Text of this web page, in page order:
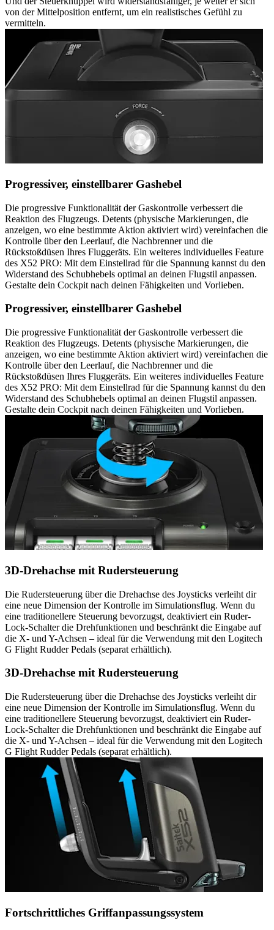
von der Mittelposition entfernt, um ein realistisches Gefühl zu
vermitteln.
Progressiver, einstellbarer Gashebel
Die progressive Funktionalität der Gaskontrolle verbessert die
Reaktion des Flugzeugs. Detents (physische Markierungen, die
anzeigen, wo eine bestimmte Aktion aktiviert wird) vereinfachen die
Kontrolle über den Leerlauf, die Nachbrenner und die
Rückstoßdüsen Ihres Fluggeräts. Ein weiteres individuelles Feature
des X52 PRO: Mit dem Einstellrad für die Spannung kannst du den
Widerstand des Schubhebels optimal an deinen Flugstil anpassen.
Gestalte dein Cockpit nach deinen Fähigkeiten und Vorlieben.
Progressiver, einstellbarer Gashebel
Die progressive Funktionalität der Gaskontrolle verbessert die
Reaktion des Flugzeugs. Detents (physische Markierungen, die
anzeigen, wo eine bestimmte Aktion aktiviert wird) vereinfachen die
Kontrolle über den Leerlauf, die Nachbrenner und die
Rückstoßdüsen Ihres Fluggeräts. Ein weiteres individuelles Feature
des X52 PRO: Mit dem Einstellrad für die Spannung kannst du den
Widerstand des Schubhebels optimal an deinen Flugstil anpassen.
Gestalte dein Cockpit nach deinen Fähigkeiten und Vorlieben.
3D-Drehachse mit Rudersteuerung
Die Rudersteuerung über die Drehachse des Joysticks verleiht dir
eine neue Dimension der Kontrolle im Simulationsflug. Wenn du
eine traditionellere Steuerung bevorzugst, deaktiviert ein Ruder-
Lock-Schalter die Drehfunktionen und beschränkt die Eingabe auf
die X- und Y-Achsen – ideal für die Verwendung mit den Logitech
G Flight Rudder Pedals (separat erhältlich).
3D-Drehachse mit Rudersteuerung
Die Rudersteuerung über die Drehachse des Joysticks verleiht dir
eine neue Dimension der Kontrolle im Simulationsflug. Wenn du
eine traditionellere Steuerung bevorzugst, deaktiviert ein Ruder-
Lock-Schalter die Drehfunktionen und beschränkt die Eingabe auf
die X- und Y-Achsen – ideal für die Verwendung mit den Logitech
G Flight Rudder Pedals (separat erhältlich).
Fortschrittliches Griffanpassungssystem